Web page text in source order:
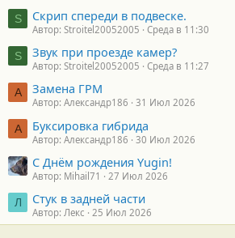
S Скрип спереди в подвеске.
Автор: Stroitel20052005 Среда в 11:30
S Звук при проезде камер?
Автор: Stroitel20052005 Среда в 11:27
А Замена ГРМ
Автор: Александр186 31 Июл 2026
А Буксировка гибрида
Автор: Александр186 30 Июл 2026
С Днём рождения Yugin!
Автор: Mihail71 27 Июл 2026
Л Стук в задней части
Автор: Лекс 25 Июл 2026